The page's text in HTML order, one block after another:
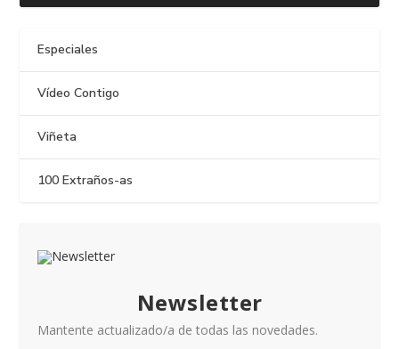
Especiales
Vídeo Contigo
Viñeta
100 Extraños-as
Newsletter
Mantente actualizado/a de todas las novedades.